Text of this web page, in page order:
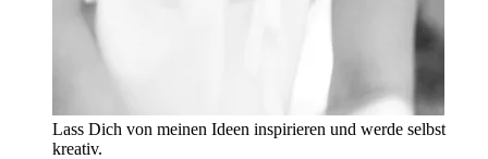
Lass Dich von meinen Ideen inspirieren und werde selbst
kreativ.